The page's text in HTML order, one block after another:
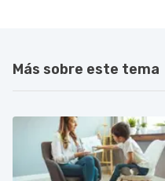
Más sobre este tema